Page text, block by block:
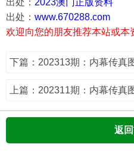
出处： 2023澳门正版资料
出处： www.670288.com
欢迎向您的朋友推荐本站或本
下篇：202313期：内幕传真
上篇：202311期：内幕传真
返